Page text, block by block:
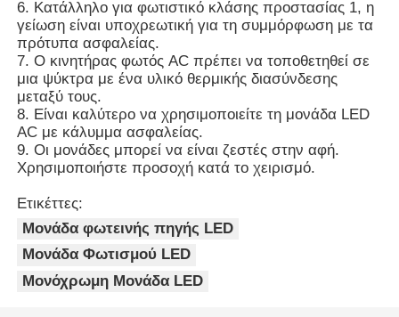
6. Κατάλληλο για φωτιστικό κλάσης προστασίας 1, η
γείωση είναι υποχρεωτική για τη συμμόρφωση με τα
πρότυπα ασφαλείας.
7. Ο κινητήρας φωτός AC πρέπει να τοποθετηθεί σε
μια ψύκτρα με ένα υλικό θερμικής διασύνδεσης
μεταξύ τους.
8. Είναι καλύτερο να χρησιμοποιείτε τη μονάδα LED
AC με κάλυμμα ασφαλείας.
9. Οι μονάδες μπορεί να είναι ζεστές στην αφή.
Χρησιμοποιήστε προσοχή κατά το χειρισμό.
Ετικέττες:
Μονάδα φωτεινής πηγής LED
Μονάδα Φωτισμού LED
Μονόχρωμη Μονάδα LED